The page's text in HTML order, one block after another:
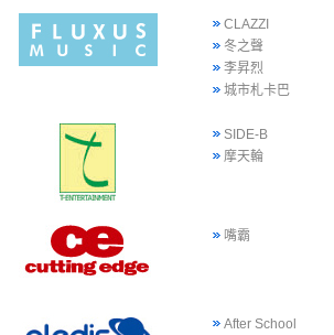
CLAZZI
冬之聲
李昇烈
城市札卡巴
SIDE-B
摩天輪
嘴霸
After School